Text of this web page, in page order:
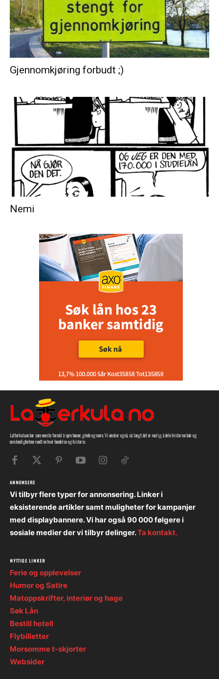
Gjennomkjøring forbudt ;)
Nemi
Latterkula.no har som eneste formål å spre humor, glede og moro. Vi ønsker også, så langt det er mulig, å dele historien bak og
omstendighetene rundt en hver hendelse og historie.
ANNONSERE
Vi tilbyr flere typer for annonsering. Linker i
eksisterende artikler samt muligheter for kampanjer
med displaybannere. Vi har også 90 000 følgere i
sosiale medier der vi tilbyr delinger.Ta kontakt.
NYTTIGE LINKER
Ferie og opplevelser
Humor og Satire
Matoppskrifter, interiør og hage
Søk Lån
Bestill hotell
Flybilletter
Morsomme t-skjorter
Websider